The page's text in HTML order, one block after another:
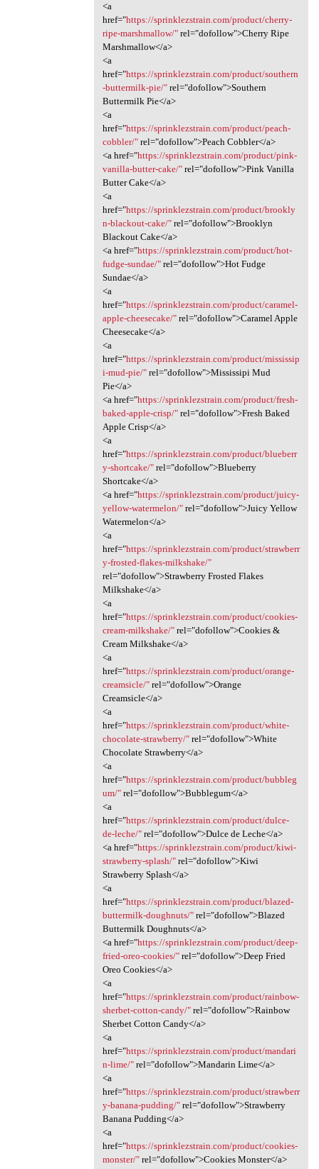
<a
href="https://sprinklezstrain.com/product/cherry-
ripe-marshmallow/"rel="dofollow">Cherry Ripe
Marshmallow</a>
<a
href="https://sprinklezstrain.com/product/southern
-buttermilk-pie/"rel="dofollow">Southern
Buttermilk Pie</a>
<a
href="https://sprinklezstrain.com/product/peach-
cobbler/"rel="dofollow">Peach Cobbler</a>
<a href="https://sprinklezstrain.com/product/pink-
vanilla-butter-cake/"rel="dofollow">Pink Vanilla
Butter Cake</a>
<a
href="https://sprinklezstrain.com/product/brookly
n-blackout-cake/"rel="dofollow">Brooklyn
Blackout Cake</a>
<a href="https://sprinklezstrain.com/product/hot-
fudge-sundae/"rel="dofollow">Hot Fudge
Sundae</a>
<a
href="https://sprinklezstrain.com/product/caramel-
apple-cheesecake/"rel="dofollow">Caramel Apple
Cheesecake</a>
<a
href="https://sprinklezstrain.com/product/mississip
i-mud-pie/"rel="dofollow">Mississipi Mud
Pie</a>
<a href="https://sprinklezstrain.com/product/fresh-
baked-apple-crisp/"rel="dofollow">Fresh Baked
Apple Crisp</a>
<a
href="https://sprinklezstrain.com/product/blueberr
y-shortcake/"rel="dofollow">Blueberry
Shortcake</a>
<a href="https://sprinklezstrain.com/product/juicy-
yellow-watermelon/"rel="dofollow">Juicy Yellow
Watermelon</a>
<a
href="https://sprinklezstrain.com/product/strawberr
y-frosted-flakes-milkshake/"
rel="dofollow">Strawberry Frosted Flakes
Milkshake</a>
<a
href="https://sprinklezstrain.com/product/cookies-
cream-milkshake/"rel="dofollow">Cookies &
Cream Milkshake</a>
<a
href="https://sprinklezstrain.com/product/orange-
creamsicle/"rel="dofollow">Orange
Creamsicle</a>
<a
href="https://sprinklezstrain.com/product/white-
chocolate-strawberry/"rel="dofollow">White
Chocolate Strawberry</a>
<a
href="https://sprinklezstrain.com/product/bubbleg
um/"rel="dofollow">Bubblegum</a>
<a
href="https://sprinklezstrain.com/product/dulce-
de-leche/"rel="dofollow">Dulce de Leche</a>
<a href="https://sprinklezstrain.com/product/kiwi-
strawberry-splash/"rel="dofollow">Kiwi
Strawberry Splash</a>
<a
href="https://sprinklezstrain.com/product/blazed-
buttermilk-doughnuts/"rel="dofollow">Blazed
Buttermilk Doughnuts</a>
<a href="https://sprinklezstrain.com/product/deep-
fried-oreo-cookies/"rel="dofollow">Deep Fried
Oreo Cookies</a>
<a
href="https://sprinklezstrain.com/product/rainbow-
sherbet-cotton-candy/"rel="dofollow">Rainbow
Sherbet Cotton Candy</a>
<a
href="https://sprinklezstrain.com/product/mandari
n-lime/"rel="dofollow">Mandarin Lime</a>
<a
href="https://sprinklezstrain.com/product/strawberr
y-banana-pudding/"rel="dofollow">Strawberry
Banana Pudding</a>
<a
href="https://sprinklezstrain.com/product/cookies-
monster/"rel="dofollow">Cookies Monster</a>